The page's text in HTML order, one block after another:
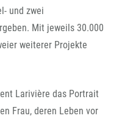
und zwei
Mit jeweils 30.000
weiterer Projekte
Larivière das Portrait
Frau, deren Leben vor